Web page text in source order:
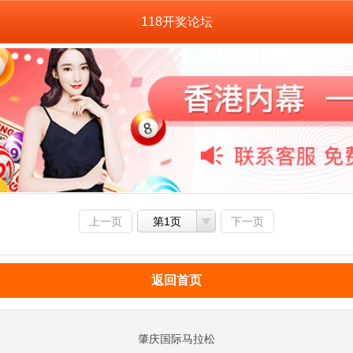
118开奖论坛
上一页 第1页 下一页
返回首页
肇庆国际马拉松